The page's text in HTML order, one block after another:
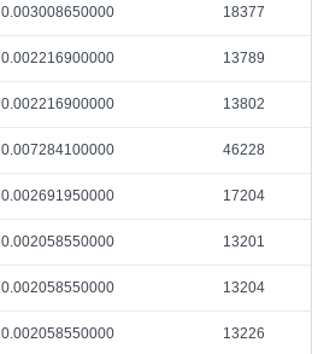
0.003008650000 18377
0.002216900000 13789
0.002216900000 13802
0.007284100000 46228
0.002691950000 17204
0.002058550000 13201
0.002058550000 13204
0.002058550000 13226